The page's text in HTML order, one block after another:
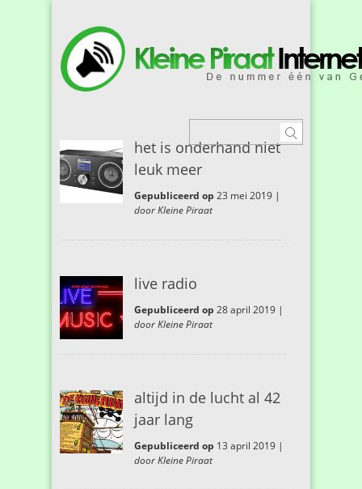
het is onderhand niet
leuk meer
Gepubliceerd op 23 mei 2019 |
door Kleine Piraat
live radio
Gepubliceerd op 28 april 2019 |
door Kleine Piraat
altijd in de lucht al 42
jaar lang
Gepubliceerd op 13 april 2019 |
door Kleine Piraat